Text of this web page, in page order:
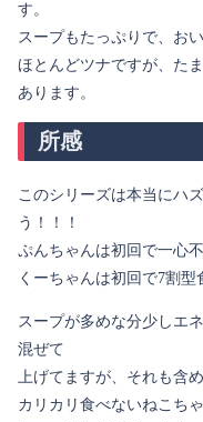
す。
スープもたっぷりで、お
ほとんどツナですが、た
あります。
所感
このシリーズは本当にハ
う！！！
ぷんちゃんは初回で一心
くーちゃんは初回で7割型
スープが多めな分少しエ
混ぜて
上げてますが、それも含
カリカリ食べないねこち